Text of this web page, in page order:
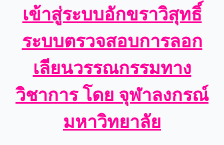
เข้าสู่ระบบอักขราวิสุทธิ์
ระบบตรวจสอบการลอก
เลียนวรรณกรรมทาง
วิชาการ โดย จุฬาลงกรณ์
มหาวิทยาลัย